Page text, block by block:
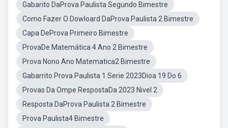
Gabarito DaProva Paulista Segundo Bimestre
Como Fazer O Dowloard DaProva Paulista 2 Bimestre
Capa DeProva Primeiro Bimestre
ProvaDe Matemática 4 Ano 2 Bimestre
Prova Nono Ano Matematica2 Bimestre
Gabarrito Prova Paulista 1 Serie 2023Dioa 19 Do 6
Provas Da Ompe RespostaDa 2023 Nivel 2
Resposta DaProva Paulista 2 Bimestre
Prova Paulista4 Bimestre